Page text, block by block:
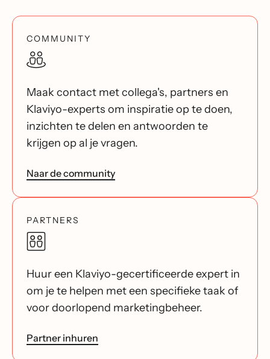
COMMUNITY
Maak contact met collega's, partners en
Klaviyo-experts om inspiratie op te doen,
inzichten te delen en antwoorden te
krijgen op al je vragen.
Naar de community
PARTNERS
Huur een Klaviyo-gecertificeerde expert in
om je te helpen met een specifieke taak of
voor doorlopend marketingbeheer.
Partner inhuren